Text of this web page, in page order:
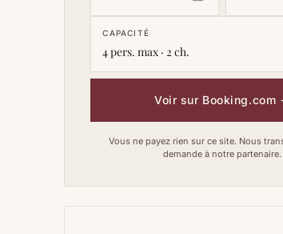
CAPACITÉ
4 pers. max · 2 ch.
Voir sur Booking.com
Vous ne payez rien sur ce site. Nous
demande à notre partenaire.